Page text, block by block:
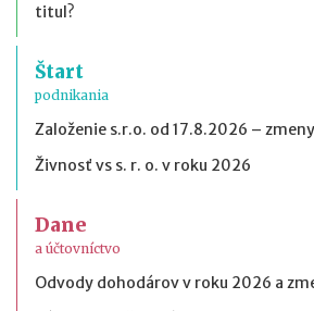
titul?
Štart
podnikania
Založenie s.r.o. od 17.8.2026 – zmeny
Živnosť vs s. r. o. v roku 2026
Dane
a účtovníctvo
Odvody dohodárov v roku 2026 a